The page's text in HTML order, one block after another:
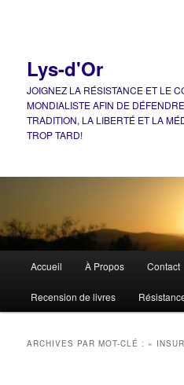
Lys-d'Or
JOIGNEZ LA RÉSISTANCE ET LE
MONDIALISTE AFIN DE
TRADITION, LA LIBERTÉ ET LA
TROP TARD!
principal
Accueil À Propos Contact
Recension de livres
ARCHIVES PAR MOT-CLÉ : «